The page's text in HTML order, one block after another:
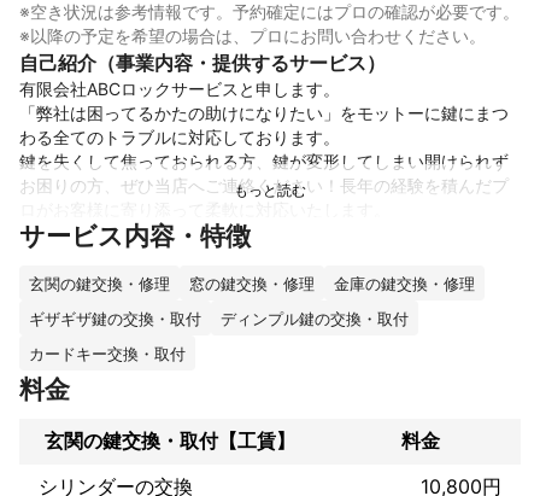
※空き状況は参考情報です。予約確定にはプロの確認が必要です。
※以降の予定を希望の場合は、プロにお問い合わせください。
自己紹介（事業内容・提供するサービス）
有限会社ABCロックサービスと申します。
「弊社は困ってるかたの助けになりたい」をモットーに鍵にまつ
わる全てのトラブルに対応しております。
鍵を失くして焦っておられる方、鍵が変形してしまい開けられず
お困りの方、ぜひ当店へご連絡ください！長年の経験を積んだプ
セキュリティや利便性など、お客様の重視したいポイントに合わ
これまでの実績
います！
昔ながらの鍵から、最新のセキュリティーシステムまで柔軟に対
応いたしております。
警察、役所、裁判所などの官公庁や病院、養護施設、住宅供給公
サービス内容・特徴
玄関の鍵交換・修理 窓の鍵交換・修理
金庫の鍵交換・修理
ギザギザ鍵の交換・取付
ディンプル鍵の交換・取付
カードキー交換・取付
料金
玄関の鍵交換・取付【工賃】
料金
シリンダーの交換
10,800円